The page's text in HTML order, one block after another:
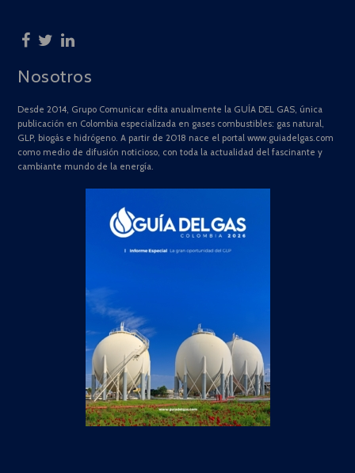
Nosotros
Desde 2014, Grupo Comunicar edita anualmente la GUÍA DEL GAS, única
publicación en Colombia especializada en gases combustibles: gas natural,
GLP, biogás e hidrógeno. A partir de 2018 nace el portal www.guiadelgas.com
como medio de difusión noticioso, con toda la actualidad del fascinante y
cambiante mundo de la energía.